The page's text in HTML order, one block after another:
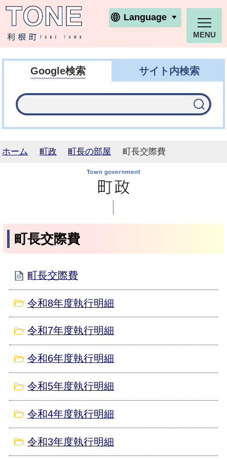
利根町ホームページ
Language
MENU
Google検索 サイト内検索
ホーム 町政 町長の部屋 町長交際費
町長交際費
町長交際費
令和8年度執行明細
令和7年度執行明細
令和6年度執行明細
令和5年度執行明細
令和4年度執行明細
令和3年度執行明細